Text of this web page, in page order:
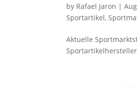
by Rafael Jaron |
Sportartikel,
Aktuelle